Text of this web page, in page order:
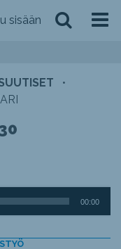
sisään
•
00:00